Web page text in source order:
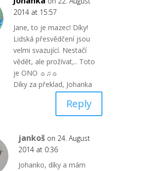
2014 at 15:57
Jane, to je mazec! Díky!
Lidská přesvědčení jsou
velmi svazující. Nestačí
vědět, ale prožívat,.. Toto
je ONO ☼♫☼
Díky za překlad, Johanka
Reply
jankoš on 24. August
2014 at 0:36
Johanko, díky a mám